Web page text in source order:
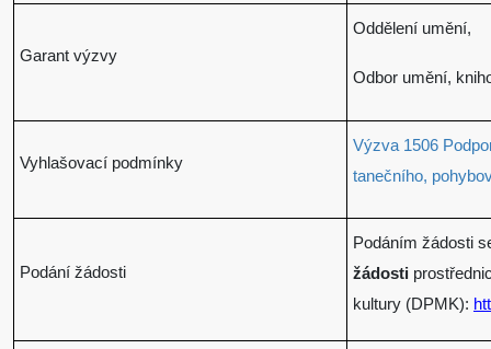
Garant výzvy
Oddělení umění,
Odbor umění,
Vyhlašovací podmínky
Výzva 1506
tanečního,
Podání žádosti
Podáním žádosti
žádosti
kultury (DPMK):